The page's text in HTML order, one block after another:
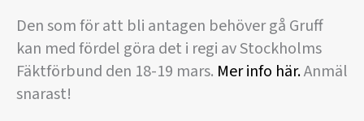
Den som för att bli antagen behöver gå Gruff
kan med fördel göra det i regi av Stockholms
Fäktförbund den 18-19 mars. Mer info här.Anmäl
snarast!